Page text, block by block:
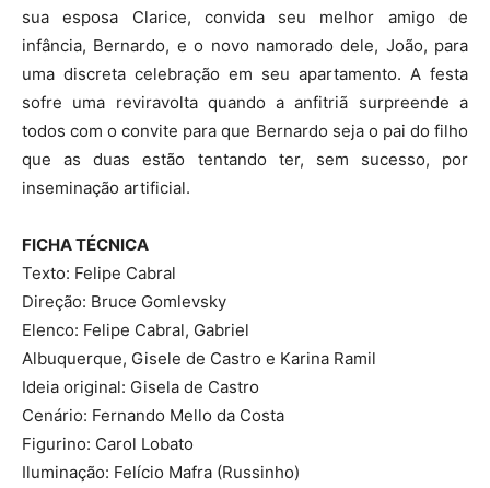
sua esposa Clarice, convida seu melhor amigo de
infância, Bernardo, e o novo namorado dele, João, para
uma discreta celebração em seu apartamento. A festa
sofre uma reviravolta quando a anfitriã surpreende a
todos com o convite para que Bernardo seja o pai do filho
que as duas estão tentando ter, sem sucesso, por
inseminação artificial.
FICHA TÉCNICA
Texto: Felipe Cabral
Direção: Bruce Gomlevsky
Elenco: Felipe Cabral, Gabriel
Albuquerque, Gisele de Castro e Karina Ramil
Ideia original: Gisela de Castro
Cenário: Fernando Mello da Costa
Figurino: Carol Lobato
Iluminação: Felício Mafra (Russinho)